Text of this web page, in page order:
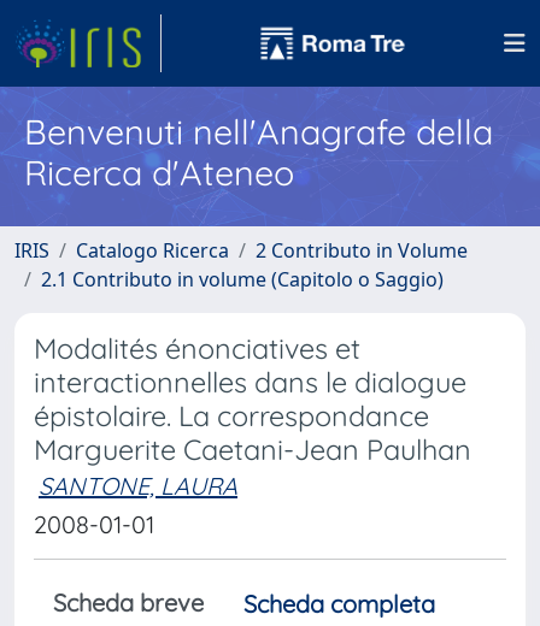
Benvenuti nell'Anagrafe della
Ricerca d'Ateneo
IRIS Catalogo Ricerca
2 Contributo in Volume
2.1 Contributo in volume (Capitolo o Saggio)
Modalités énonciatives et
interactionnelles dans le dialogue
épistolaire. La correspondance
Marguerite Caetani-Jean Paulhan
SANTONE, LAURA
2008-01-01
Scheda breve
Scheda completa